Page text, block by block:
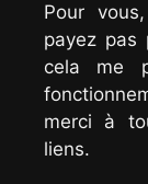
Pour
payez pas
cela me
merci à
liens.